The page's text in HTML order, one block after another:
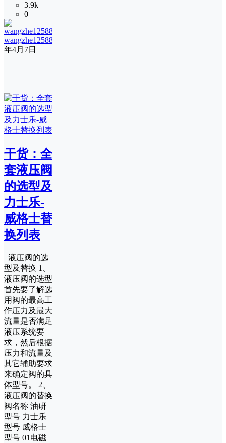
3.9k
0
wangzhe12588
年4月7日
干货：全
套液压阀
的选型及
力士乐-
威格士替
换列表
液压阀的选
型及替换 1、
液压阀的选型
首先要了解选
用阀的最高工
作压力及最大
流量是否满足
液压系统要
求，然后根据
压力和流量及
其它辅助要求
来确定阀的具
体型号。 2、
液压阀的替换
阀名称 油研
型号 力士乐
型号 威格士
型号 01电磁